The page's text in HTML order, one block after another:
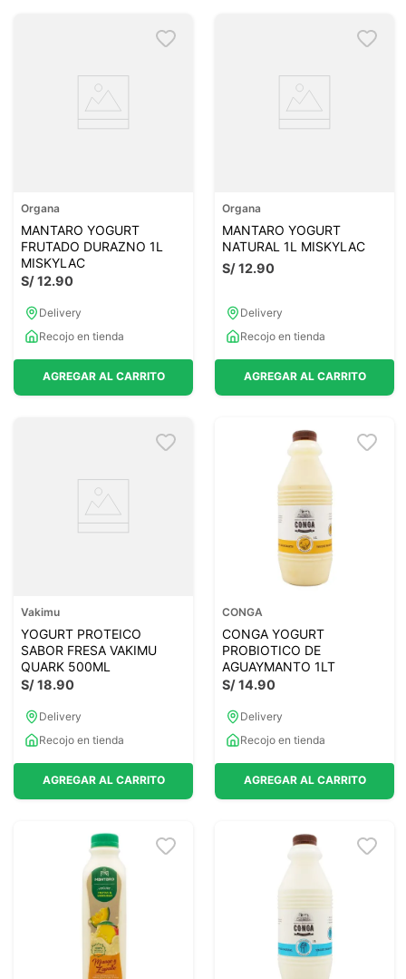
Organa
MANTARO YOGURT
FRUTADO DURAZNO 1L
MISKYLAC
S/12.90
Delivery
Recojo en tienda
AGREGAR AL CARRITO
Organa
MANTARO YOGURT
NATURAL 1L MISKYLAC
S/12.90
Delivery
Recojo en tienda
AGREGAR AL CARRITO
Vakimu
YOGURT PROTEICO
SABOR FRESA VAKIMU
QUARK 500ML
S/18.90
Delivery
Recojo en tienda
AGREGAR AL CARRITO
CONGA
CONGA YOGURT
PROBIOTICO DE
AGUAYMANTO 1LT
S/14.90
Delivery
Recojo en tienda
AGREGAR AL CARRITO